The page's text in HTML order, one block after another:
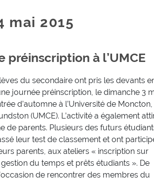
mai 2015
préinscription à l’UMCE
du secondaire ont pris les devants
journée préinscription, le dimanche 3
d’automne à l’Université de Moncton,
(UMCE). L’activité a également
de parents. Plusieurs des futurs
leur test de classement et ont
parents, aux ateliers « inscription sur
du temps et prêts étudiants ». De
de rencontrer des membres du